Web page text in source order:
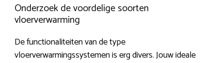
Onderzoek de voordelige soorten
vloerverwarming
De functionaliteiten van de type
vloerverwarmingssystemen is erg divers. Jouw ideale